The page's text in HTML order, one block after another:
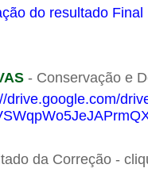
do resultado Final
- Conservação e
drive.google.com/
da Correção -